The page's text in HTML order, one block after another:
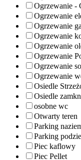
Ogrzewanie -
Ogrzewanie
Ogrzewanie
Ogrzewanie
Ogrzewanie
Ogrzewanie
Ogrzewanie
Ogrzewanie
Osiedle
Osiedle
osobne wc
Otwarty teren
Parking
Parking
Piec kaflowy
Piec Pellet